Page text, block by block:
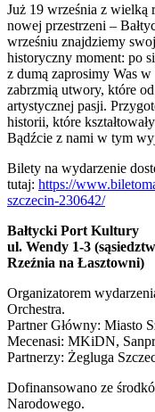
Już 19 września z wielką
nowej przestrzeni –
wrześniu znajdziemy
historyczny moment: po
z dumą zaprosimy Was
zabrzmią utwory, które
artystycznej pasji.
historii, które
Bądźcie z nami w tym
Bilety na wydarzenie
tutaj: https://
szczecin-230642/
Bałtycki Port Kultury
ul. Wendy 1-3
Rzeźnia na Łasztowni)
Organizatorem
Orchestra.
Partner Główny: Miasto
Mecenasi: MKiDN,
Partnerzy: Żegluga
Dofinansowano ze
Narodowego.